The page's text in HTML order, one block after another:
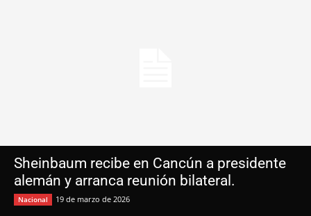
Sheinbaum recibe en Cancún a presidente
alemán y arranca reunión bilateral.
Nacional 19 de marzo de 2026